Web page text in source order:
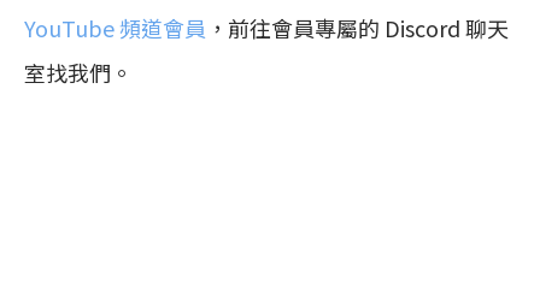
YouTube 頻道會員 ，前往會員專屬的 Discord 聊天
室找我們。